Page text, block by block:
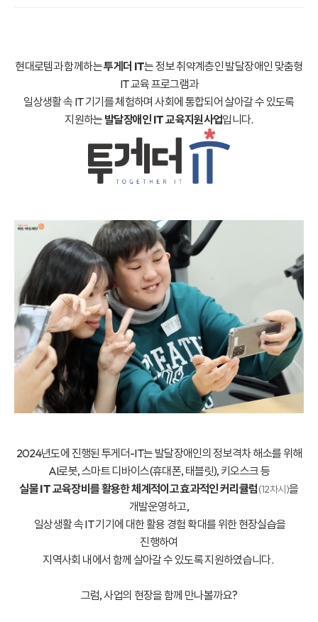
현대로템과 함께하는투게더 IT는 정보 취약계층인 발달장애인 맞춤형
IT 교육 프로그램과
일상생활 속 IT 기기를 체험하며 사회에 통합되어 살아갈 수 있도록
지원하는 발달장애인 IT 교육지원사업입니다.
2024년도에 진행된 투게더-IT는 발달장애인의 정보격차 해소를 위해
AI로봇, 스마트 디바이스(휴대폰, 태블릿), 키오스크 등
실물 IT 교육장비를활용한 체계적이고 효과적인 커리큘럼(12차시)을
개발·운영하고,
일상생활 속 IT 기기에 대한 활용 경험 확대를 위한 현장실습을
진행하여
지역사회 내에서 함께 살아갈 수 있도록 지원하였습니다.
그럼, 사업의 현장을 함께 만나볼까요?